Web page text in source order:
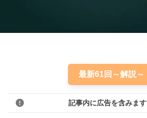
最新61回～解説～
記事内に広告を含みます